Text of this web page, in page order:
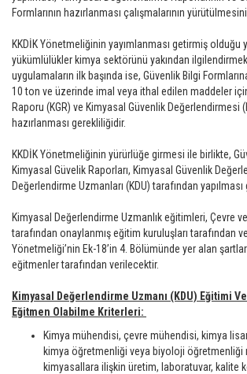
Formlarının hazırlanması çalışmalarının
KKDİK Yönetmeliğinin yayımlanması getirmiş olduğu
yükümlülükler kimya sektörünü yakından
uygulamaların ilk başında ise, Güvenlik Bilgi
10 ton ve üzerinde imal veya ithal edilen maddeler
Raporu (KGR) ve Kimyasal Güvenlik Değerlendirmesi
hazırlanması gerekliliğidir.
KKDİK Yönetmeliğinin yürürlüğe girmesi ile birlikte,
Kimyasal Güvelik Raporları, Kimyasal Güvenlik
Değerlendirme Uzmanları (KDU) tarafından
Kimyasal Değerlendirme Uzmanlık eğitimleri, Çevre
tarafından onaylanmış eğitim kuruluşları tarafından
Yönetmeliği’nin Ek-18’in 4. Bölümünde yer alan
eğitmenler tarafından verilecektir.
Kimyasal Değerlendirme Uzmanı (KDU) Eğitimi
Eğitmen Olabilme Kriterleri:
Kimya mühendisi, çevre mühendisi, kimya
kimya öğretmenliği veya biyoloji öğretmenliği
kimyasallara ilişkin üretim, laboratuvar, kalite